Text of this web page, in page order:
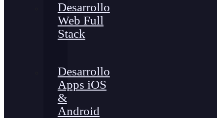
Desarrollo
Web Full
Stack
Desarrollo
Apps iOS
&
Android